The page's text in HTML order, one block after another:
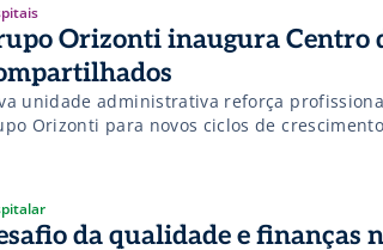
Orizonti inaugura Centro
unidade administrativa reforça
Orizonti para novos ciclos de
da qualidade e finanças